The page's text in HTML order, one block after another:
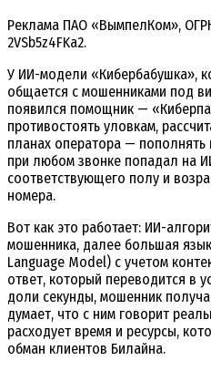
Реклама ПАО «ВымпелКом»,
2VSb5z4FKa2.
У ИИ-модели «Кибербабушка»,
общается с мошенниками под
появился помощник —
противостоять уловкам,
планах оператора —
при любом звонке попадал на
соответствующего полу и
номера.
Вот как это работает: ИИ-
мошенника, далее большая
Language Model) с учетом
ответ, который переводится в
доли секунды, мошенник
думает, что с ним говорит
расходует время и ресурсы,
обман клиентов Билайна.